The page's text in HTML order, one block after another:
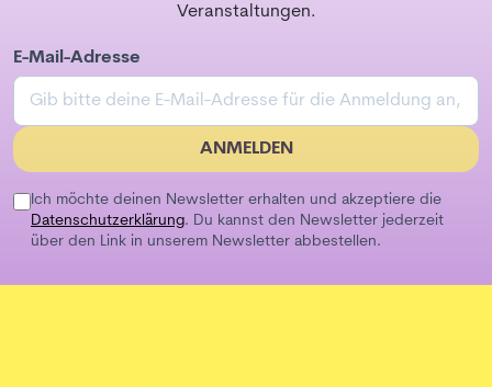
Veranstaltungen.
E-Mail-Adresse
ANMELDEN
Ich möchte deinen Newsletter erhalten und akzeptiere die
Datenschutzerklärung. Du kannst den Newsletter jederzeit
über den Link in unserem Newsletter abbestellen.